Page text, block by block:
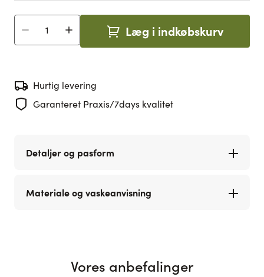
Antal Læg i indkøbskurv
Hurtig levering
Garanteret Praxis/7days kvalitet
Detaljer og pasform
Materiale og vaskeanvisning
Vores anbefalinger